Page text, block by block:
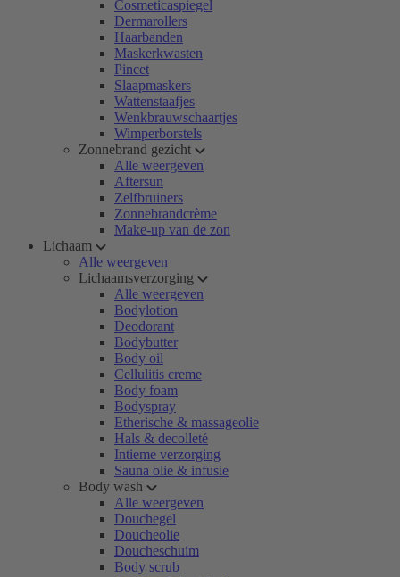
Cosmeticaspiegel
Dermarollers
Haarbanden
Maskerkwasten
Pincet
Slaapmaskers
Wattenstaafjes
Wenkbrauwschaartjes
Wimperborstels
Zonnebrand gezicht
Alle weergeven
Aftersun
Zelfbruiners
Zonnebrandcrème
Make-up van de zon
Lichaam
Alle weergeven
Lichaamsverzorging
Alle weergeven
Bodylotion
Deodorant
Bodybutter
Body oil
Cellulitis creme
Body foam
Bodyspray
Etherische & massageolie
Hals & decolleté
Intieme verzorging
Sauna olie & infusie
Body wash
Alle weergeven
Douchegel
Doucheolie
Doucheschuim
Body scrub